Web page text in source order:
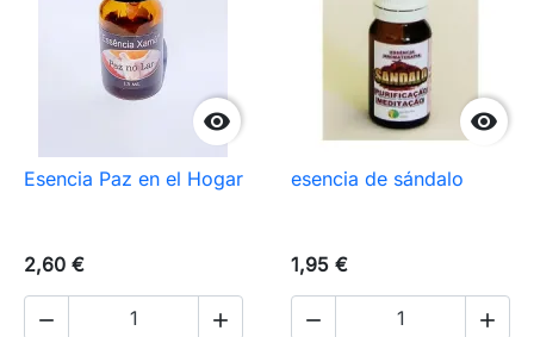

Esencia Paz en el Hogar
2,60 €
 

esencia de sándalo
1,95 €
 